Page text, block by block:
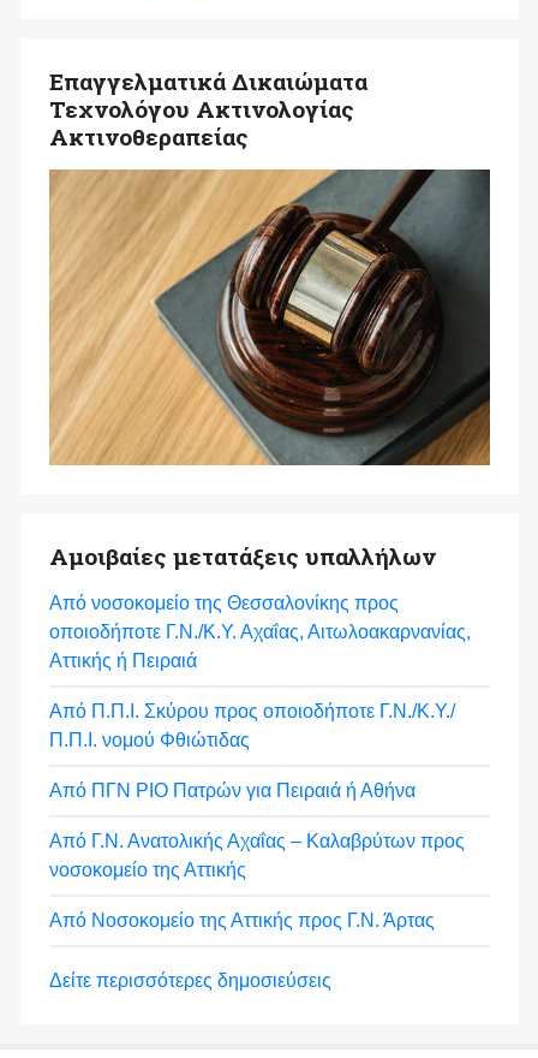
Επαγγελματικά Δικαιώματα
Τεχνολόγου Ακτινολογίας
Ακτινοθεραπείας
Αμοιβαίες μετατάξεις υπαλλήλων
Από νοσοκομείο της Θεσσαλονίκης προς
οποιοδήποτε Γ.Ν./Κ.Υ. Αχαΐας, Αιτωλοακαρνανίας,
Αττικής ή Πειραιά
Από Π.Π.Ι. Σκύρου προς οποιοδήποτε Γ.Ν./Κ.Υ./
Π.Π.Ι. νομού Φθιώτιδας
Από ΠΓΝ ΡΙΟ Πατρών για Πειραιά ή Αθήνα
Από Γ.Ν. Ανατολικής Αχαΐας – Καλαβρύτων προς
νοσοκομείο της Αττικής
Από Νοσοκομείο της Αττικής προς Γ.Ν. Άρτας
Δείτε περισσότερες δημοσιεύσεις